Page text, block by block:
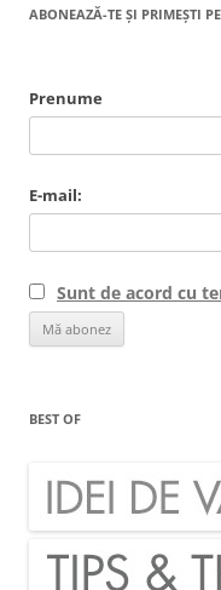
ABONEAZĂ-TE ȘI PRIMEȘTI
Prenume
E-mail:
Sunt de acord cu
BEST OF